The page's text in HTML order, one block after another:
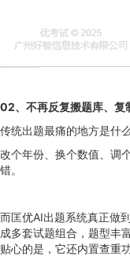
02、 不再反复搬题库、复
传统出题最痛的地方是什
改个年份、换个数值、调
错。
而匡优AI出题系统真正做
成多套试题组合，题型丰
贴心的是，它还内置查重